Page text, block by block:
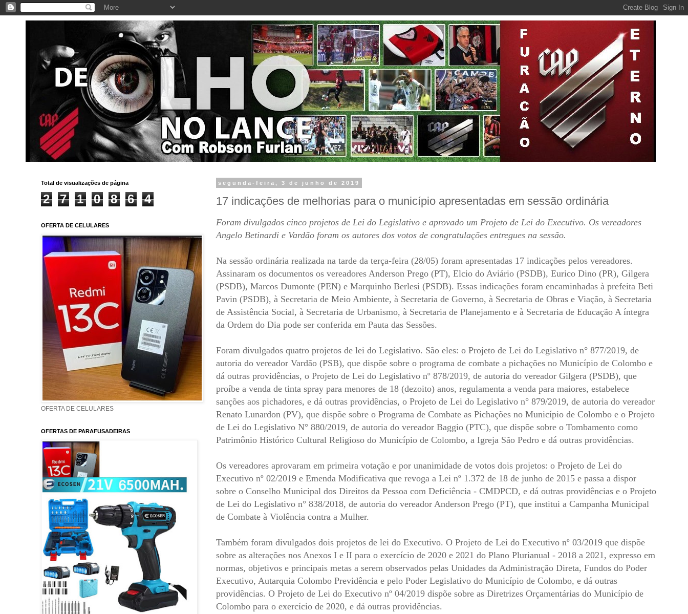
segunda-feira, 3 de junho de 2019
17 indicações de melhorias para o município apresentadas em sessão ordinária
Foram divulgados cinco projetos de Lei do Legislativo e aprovado um Projeto de Lei do Executivo. Os vereadores
Angelo Betinardi e Vardão foram os autores dos votos de congratulações entregues na sessão.
Na sessão ordinária realizada na tarde da terça-feira (28/05) foram apresentadas 17 indicações pelos vereadores.
Assinaram os documentos os vereadores Anderson Prego (PT), Elcio do Aviário (PSDB), Eurico Dino (PR), Gilgera
(PSDB), Marcos Dumonte (PEN) e Marquinho Berlesi (PSDB). Essas indicações foram encaminhadas à prefeita Beti
Pavin (PSDB), à Secretaria de Meio Ambiente, à Secretaria de Governo, à Secretaria de Obras e Viação, à Secretaria
de Assistência Social, à Secretaria de Urbanismo, à Secretaria de Planejamento e à Secretaria de Educação A íntegra
da Ordem do Dia pode ser conferida em Pauta das Sessões.
Foram divulgados quatro projetos de lei do Legislativo. São eles: o Projeto de Lei do Legislativo n° 877/2019, de
autoria do vereador Vardão (PSB), que dispõe sobre o programa de combate a pichações no Município de Colombo e
dá outras providências, o Projeto de Lei do Legislativo nº 878/2019, de autoria do vereador Gilgera (PSDB), que
proíbe a venda de tinta spray para menores de 18 (dezoito) anos, regulamenta a venda para maiores, estabelece
sanções aos pichadores, e dá outras providências, o Projeto de Lei do Legislativo n° 879/2019, de autoria do vereador
Renato Lunardon (PV), que dispõe sobre o Programa de Combate as Pichações no Município de Colombo e o Projeto
de Lei do Legislativo N° 880/2019, de autoria do vereador Baggio (PTC), que dispõe sobre o Tombamento como
Patrimônio Histórico Cultural Religioso do Município de Colombo, a Igreja São Pedro e dá outras providências.
Os vereadores aprovaram em primeira votação e por unanimidade de votos dois projetos: o Projeto de Lei do
Executivo nº 02/2019 e Emenda Modificativa que revoga a Lei nº 1.372 de 18 de junho de 2015 e passa a dispor
sobre o Conselho Municipal dos Direitos da Pessoa com Deficiência - CMDPCD, e dá outras providências e o Projeto
de Lei do Legislativo n° 838/2018, de autoria do vereador Anderson Prego (PT), que institui a Campanha Municipal
de Combate à Violência contra a Mulher.
Também foram divulgados dois projetos de lei do Executivo. O Projeto de Lei do Executivo nº 03/2019 que dispõe
sobre as alterações nos Anexos I e II para o exercício de 2020 e 2021 do Plano Plurianual - 2018 a 2021, expresso em
normas, objetivos e principais metas a serem observados pelas Unidades da Administração Direta, Fundos do Poder
Executivo, Autarquia Colombo Previdência e pelo Poder Legislativo do Município de Colombo, e dá outras
providências. O Projeto de Lei do Executivo nº 04/2019 dispõe sobre as Diretrizes Orçamentárias do Município de
Colombo para o exercício de 2020, e dá outras providências.
Total de visualizações de página
2 7 1 0 8 6 4
OFERTA DE CELULARES
OFERTA DE CELULARES
OFERTAS DE PARAFUSADEIRAS